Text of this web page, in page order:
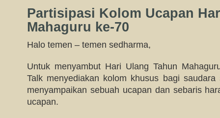
Partisipasi Kolom Ucapan
Mahaguru ke-70
Halo temen – temen sedharma,
Untuk menyambut Hari Ulang Tahun
Talk menyediakan kolom khusus bagi
menyampaikan sebuah ucapan dan sebaris
ucapan.